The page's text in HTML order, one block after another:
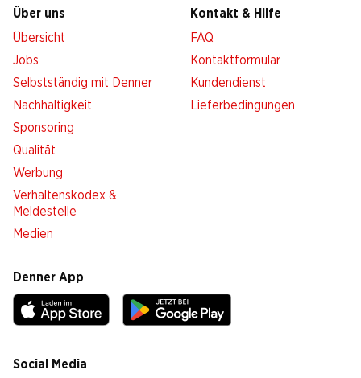
Über uns
Übersicht
Jobs
Selbstständig mit Denner
Nachhaltigkeit
Sponsoring
Qualität
Werbung
Verhaltenskodex &
Meldestelle
Medien
Kontakt & Hilfe
FAQ
Kontaktformular
Kundendienst
Lieferbedingungen
Denner App
Social Media